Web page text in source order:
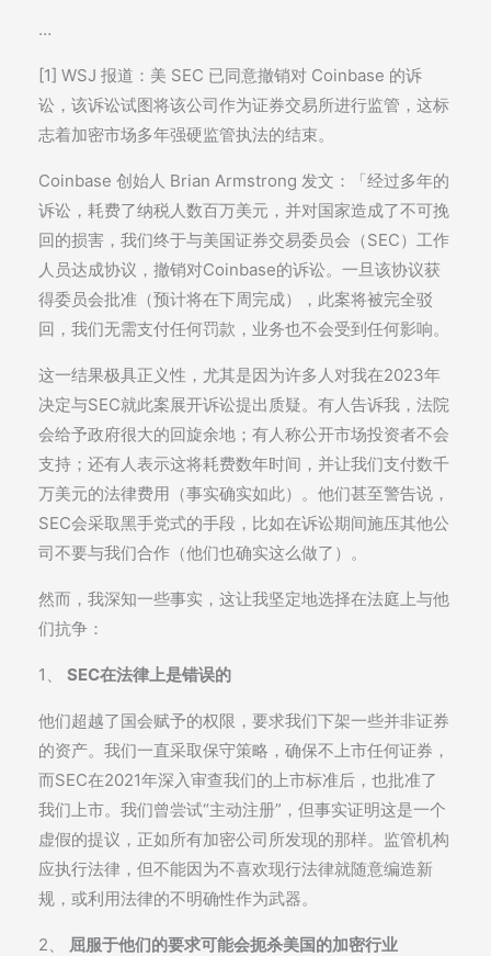
…
[1] WSJ 报道：美 SEC 已同意撤销对 Coinbase 的诉
讼，该诉讼试图将该公司作为证券交易所进行监管，这标
志着加密市场多年强硬监管执法的结束。
Coinbase 创始人 Brian Armstrong 发文：「经过多年的
诉讼，耗费了纳税人数百万美元，并对国家造成了不可挽
回的损害，我们终于与美国证券交易委员会（SEC）工作
人员达成协议，撤销对Coinbase的诉讼。一旦该协议获
得委员会批准（预计将在下周完成），此案将被完全驳
回，我们无需支付任何罚款，业务也不会受到任何影响。
这一结果极具正义性，尤其是因为许多人对我在2023年
决定与SEC就此案展开诉讼提出质疑。有人告诉我，法院
会给予政府很大的回旋余地；有人称公开市场投资者不会
支持；还有人表示这将耗费数年时间，并让我们支付数千
万美元的法律费用（事实确实如此）。他们甚至警告说，
SEC会采取黑手党式的手段，比如在诉讼期间施压其他公
司不要与我们合作（他们也确实这么做了）。
然而，我深知一些事实，这让我坚定地选择在法庭上与他
们抗争：
1、 SEC在法律上是错误的
他们超越了国会赋予的权限，要求我们下架一些并非证券
的资产。我们一直采取保守策略，确保不上市任何证券，
而SEC在2021年深入审查我们的上市标准后，也批准了
我们上市。我们曾尝试“主动注册”，但事实证明这是一个
虚假的提议，正如所有加密公司所发现的那样。监管机构
应执行法律，但不能因为不喜欢现行法律就随意编造新
规，或利用法律的不明确性作为武器。
2、 屈服于他们的要求可能会扼杀美国的加密行业